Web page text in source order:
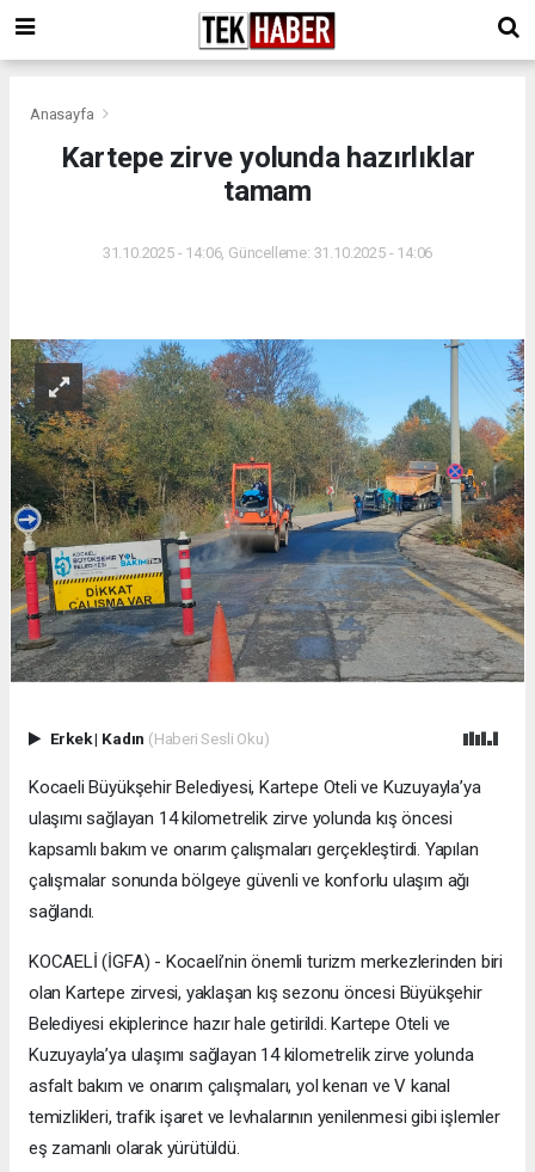
Anasayfa
Kartepe zirve yolunda hazırlıklar
tamam
31.10.2025 - 14:06, Güncelleme: 31.10.2025 - 14:06
Erkek| Kadın (Haberi Sesli Oku)
Kocaeli Büyükşehir Belediyesi, Kartepe Oteli ve Kuzuyayla’ya
ulaşımı sağlayan 14 kilometrelik zirve yolunda kış öncesi
kapsamlı bakım ve onarım çalışmaları gerçekleştirdi. Yapılan
çalışmalar sonunda bölgeye güvenli ve konforlu ulaşım ağı
sağlandı.
KOCAELİ (İGFA) - Kocaeli’nin önemli turizm merkezlerinden biri
olan Kartepe zirvesi, yaklaşan kış sezonu öncesi Büyükşehir
Belediyesi ekiplerince hazır hale getirildi. Kartepe Oteli ve
Kuzuyayla’ya ulaşımı sağlayan 14 kilometrelik zirve yolunda
asfalt bakım ve onarım çalışmaları, yol kenarı ve V kanal
temizlikleri, trafik işaret ve levhalarının yenilenmesi gibi işlemler
eş zamanlı olarak yürütüldü.